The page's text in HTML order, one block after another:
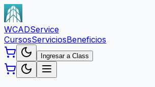
WCADService
CursosServiciosBeneficios
Ingresar a Class